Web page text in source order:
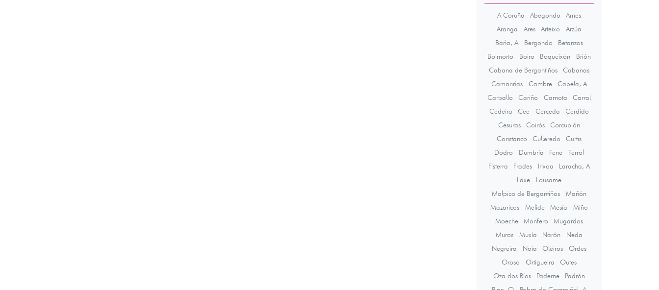
A Coruña Abegondo
Ames
Aranga
Ares Arteixo
Arzúa
Baña, A
Bergondo
Betanzos
Boimorto
Boiro Boqueixón
Brión
Cabana de Bergantiños
Cabanas
Camariñas
Cambre
Capela, A
Carballo
Cariño Carnota
Carral
Cedeira
Cee Cerceda
Cerdido
Cesuras
Coirós
Corcubión
Coristanco
Culleredo
Curtis
Dodro
Dumbría Fene
Ferrol
Fisterra
Frades Irixoa
Laracha, A
Laxe
Lousame
Malpica de Bergantiños
Mañón
Mazaricos
Melide Mesía
Miño
Moeche
Monfero
Mugardos
Muros
Muxía Narón
Neda
Negreira
Noia Oleiros
Ordes
Oroso
Ortigueira
Outes
Oza dos Ríos
Paderne
Padrón